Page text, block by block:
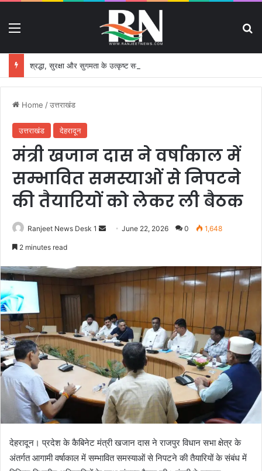
Home /उत्तराखंड
उत्तराखंड देहरादून
मंत्री खजान दास ने वर्षाकाल में
सम्भावित समस्याओं से निपटने
की तैयारियों को लेकर ली बैठक
Ranjeet News Desk 1
d
m
a
l
June 22, 2026 0 1,648
2 minutes read
देहरादून। प्रदेश के कैबिनेट मंत्री खजान दास ने राजपुर विधान सभा क्षेत्र के
अंतर्गत आगामी वर्षाकाल में सम्भावित समस्याओं से निपटने की तैयारियों के संबंध में